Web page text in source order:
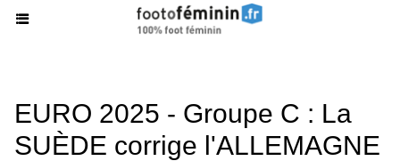
EURO 2025 - Groupe C : La
SUÈDE corrige l'ALLEMAGNE